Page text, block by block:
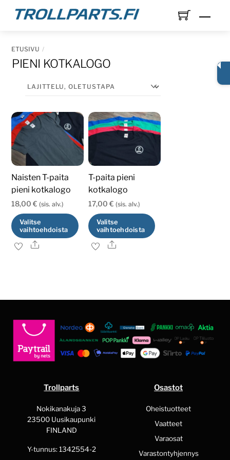
Skip
ETUSIVU
PIENI KOTKALOGO
Naisten T-paita
pieni kotkalogo
18,00€ (sis. alv.)
Valitse
vaihtoehdoista
Tällä
muunnelma.
tehdä
tuotteen
Ale
T-paita pieni
kotkalogo
17,00€ (sis. alv.)
Valitse
vaihtoehdoista
Tällä
muunnelma.
tehdä
valinnat
tuotteen
Ale
Trollparts
Nokikanakuja 3
23500 Uusikaupunki
FINLAND
Y-tunnus: 1342554-2
Osastot
Oheistuotteet
Vaatteet
Varaosat
Varastontyhjennys